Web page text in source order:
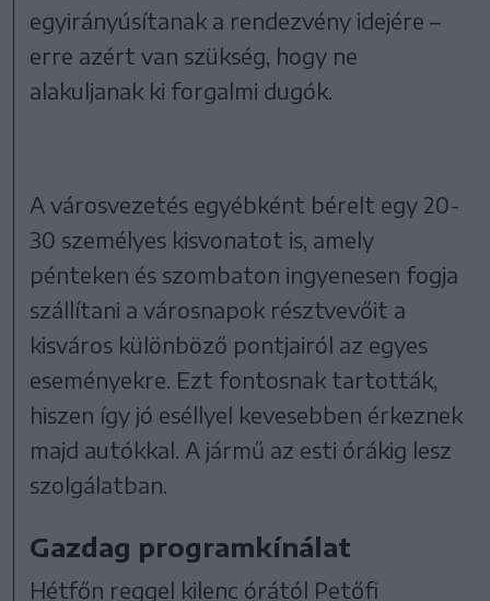
egyirányúsítanak a rendezvény idejére –
erre azért van szükség, hogy ne
alakuljanak ki forgalmi dugók.
A városvezetés egyébként bérelt egy 20-
30 személyes kisvonatot is, amely
pénteken és szombaton ingyenesen fogja
szállítani a városnapok résztvevőit a
kisváros különböző pontjairól az egyes
eseményekre. Ezt fontosnak tartották,
hiszen így jó eséllyel kevesebben érkeznek
majd autókkal. A jármű az esti órákig lesz
szolgálatban.
Gazdag programkínálat
Hétfőn reggel kilenc órától Petőfi